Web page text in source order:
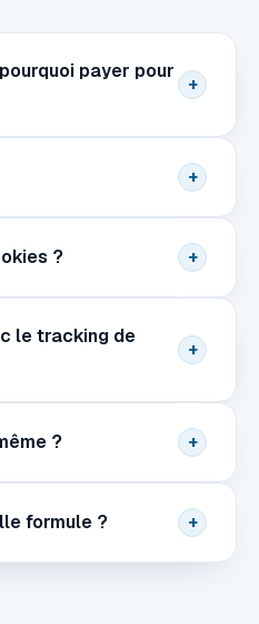
payer pour
+
+
? +
le tracking de
+
? +
formule ? +